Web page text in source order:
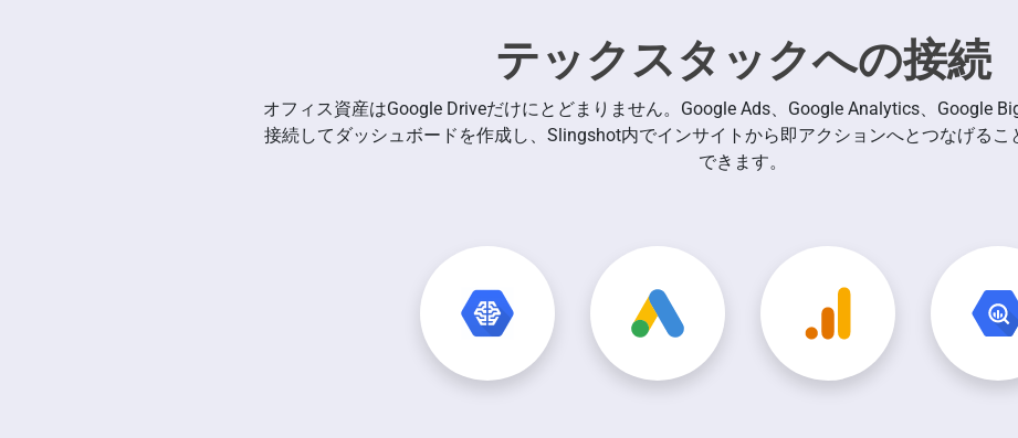
テックスタックへの接続
オフィス資産はGoogle Driveだけにとどまりません。Google Ads、Google Analytics、Google
接続してダッシュボードを作成し、Slingshot内でインサイトから即アクションへとつなげるこ
できます。